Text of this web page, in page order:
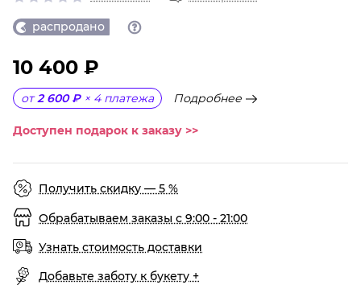
распродано
10 400 ₽
от 2 600 ₽ × 4 платежа Подробнее
Доступен подарок к заказу >>
Получить скидку — 5 %
Обрабатываем заказы с 9:00 - 21:00
Узнать стоимость доставки
Добавьте заботу к букету +